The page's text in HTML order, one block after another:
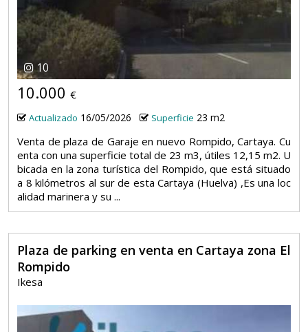
10
10.000 €
Actualizado 16/05/2026 Superficie 23 m2
Venta de plaza de Garaje en nuevo Rompido, Cartaya. Cu
enta con una superficie total de 23 m3, útiles 12,15 m2. U
bicada en la zona turística del Rompido, que está situado
a 8 kilómetros al sur de esta Cartaya (Huelva) ,Es una loc
alidad marinera y su ...
Plaza de parking en venta en Cartaya zona El
Rompido
Ikesa